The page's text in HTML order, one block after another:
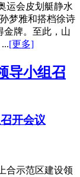
会皮划艇静水
梦雅和搭档徐诗
金牌。至此，山
[更多]
开会议
示范区建设领